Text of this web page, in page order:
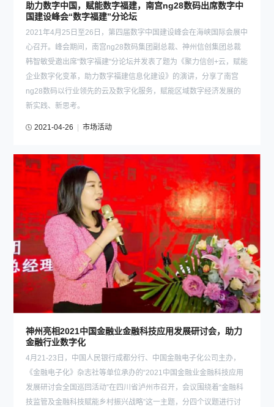
助力数字中国，赋能数字福建，南宫ng28数码出席数字中
国建设峰会“数字福建”分论坛
2021年4月25日至26日，第四届数字中国建设峰会在海峡国际会展中
心召开。峰会期间，南宫ng28数码集团副总裁、神州信创集团总裁
韩智敏受邀出席"数字福建"分论坛并发表了题为《聚力信创+云，赋能
企业数字化变革，助力数字福建信息化建设》的演讲，分享了南宫
ng28数码以行业领先的云及数字化服务，赋能区域数字经济发展的
新实践、新思考。
2021-04-26 市场活动
神州亮相2021中国金融业金融科技应用发展研讨会，助力
金融行业数字化
4月21-23日，中国人民银行成都分行、中国金融电子化公司主办，
《金融电子化》杂志社等单位承办的“2021中国金融业金融科技应用
发展研讨会全国巡回活动”在四川省泸州市召开，会议围绕着“金融科
技监管及金融科技赋能乡村振兴战略”这一主题，分四个议题进行讨